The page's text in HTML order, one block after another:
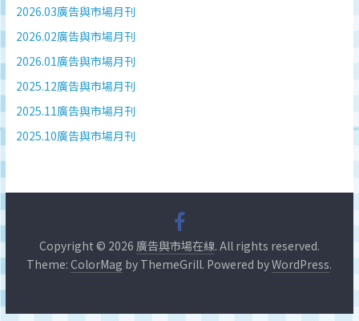
2026.03廣告與市場月刊
2026.02廣告與市場月刊
2026.01廣告與市場月刊
2025.12廣告與市場月刊
2025.11廣告與市場月刊
2025.10廣告與市場月刊
Copyright © 2026 廣告與市場在線. All rights reserved.
Theme:ColorMag by ThemeGrill. Powered byWordPress.